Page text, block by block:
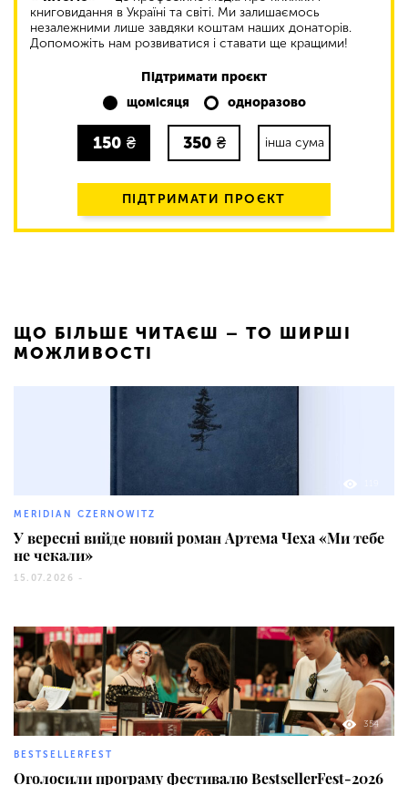
книговидання в Україні та світі. Ми залишаємось
незалежними лише завдяки коштам наших донаторів.
Допоможіть нам розвиватися і ставати ще кращими!
Підтримати проєкт
щомісяця
одноразово
150 ₴ 350 ₴ інша сума
ПІДТРИМАТИ ПРОЄКТ
ЩО БІЛЬШЕ ЧИТАЄШ – ТО ШИРШІ
МОЖЛИВОСТІ
MERIDIAN CZERNOWITZ
У вересні вийде новий роман Артема Чеха «Ми тебе
не чекали»
15.07.2026 -
354
BESTSELLERFEST
Оголосили програму фестивалю BestsellerFest-2026